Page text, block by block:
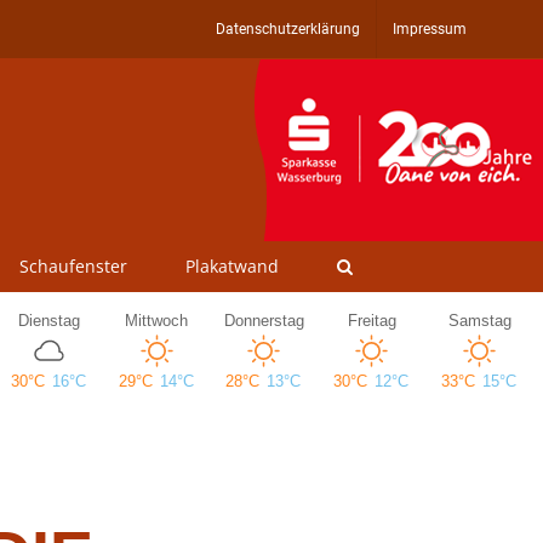
Datenschutzerklärung Impressum
Schaufenster Plakatwand